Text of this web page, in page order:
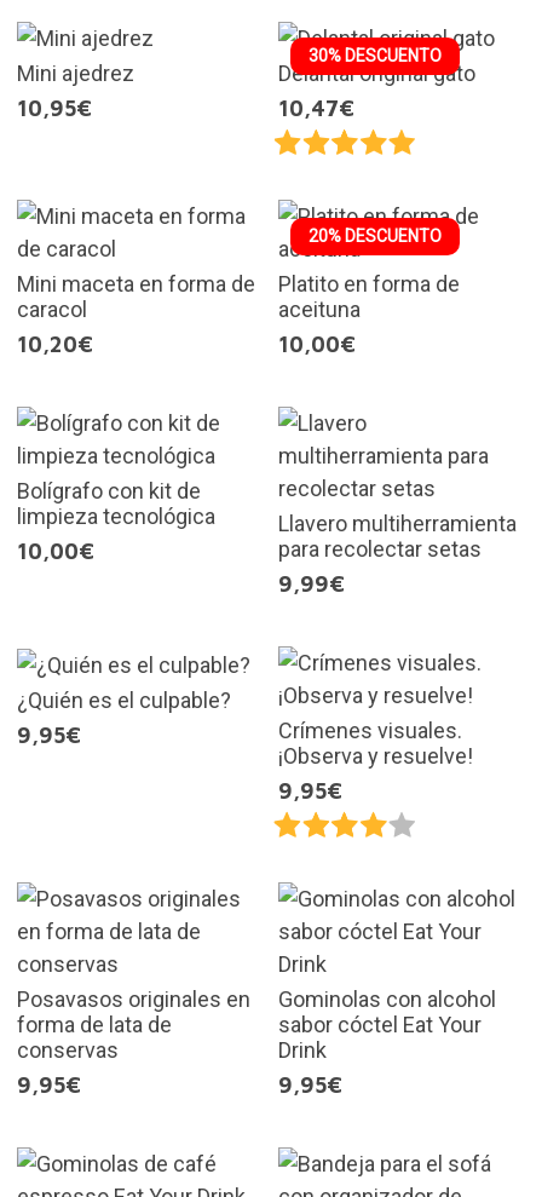
Mini ajedrez
10,95€
30% DESCUENTO
Delantal original gato
10,47€
Mini maceta en forma de
caracol
10,20€
20% DESCUENTO
Platito en forma de
aceituna
10,00€
Bolígrafo con kit de
limpieza tecnológica
10,00€
Llavero multiherramienta
para recolectar setas
9,99€
¿Quién es el culpable?
9,95€
Crímenes visuales.
¡Observa y resuelve!
9,95€
Posavasos originales en
forma de lata de
conservas
9,95€
Gominolas con alcohol
sabor cóctel Eat Your
Drink
9,95€